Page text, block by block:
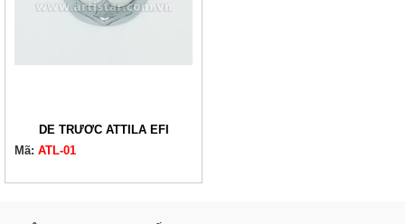
DÈ TRƯỚC ATTILA EFI
Mã: ATL-01